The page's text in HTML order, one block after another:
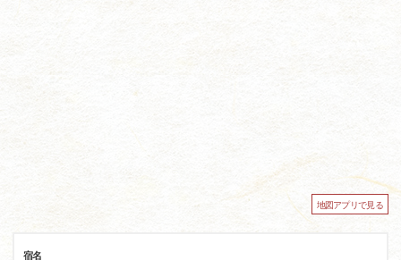
地図アプリで見る
宿名